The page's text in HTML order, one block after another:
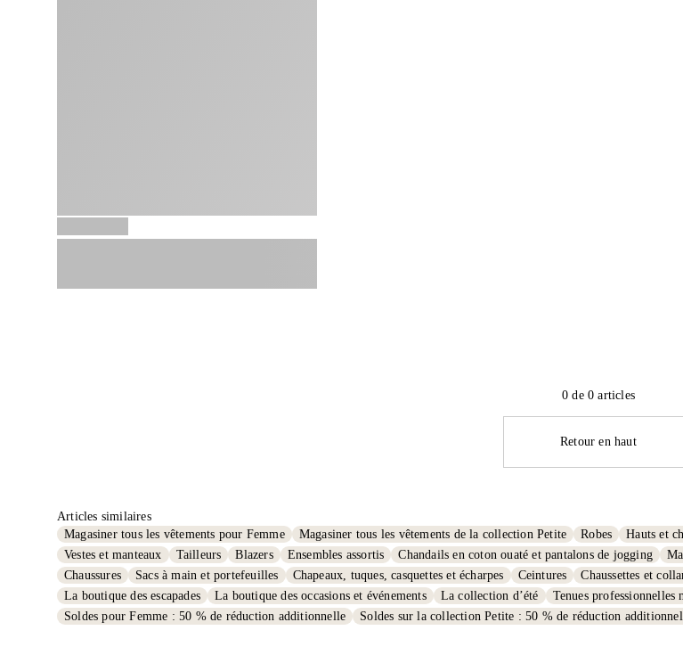
0 de 0 articles
Retour en haut
Articles similaires
Magasiner tous les vêtements pour Femme
Magasiner tous les vêtements de la collection Petite Robes Hauts et
Vestes et manteaux
Tailleurs Blazers Ensembles assortis Chandails en coton ouaté et pantalons de jogging
Chaussures
Sacs à main et portefeuilles Chapeaux, tuques, casquettes et écharpes Ceintures Chaussettes et
La boutique des escapades
La boutique des occasions et événements La collection d’été Tenues professionnelles
Soldes pour Femme : 50 % de réduction additionnelle
Soldes sur la collection Petite : 50 % de réduction